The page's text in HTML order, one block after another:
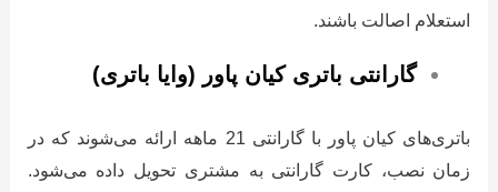
استعلام اصالت باشند.
گارانتی باتری کیان پاور (وایا باتری)
باتری‌های کیان پاور با گارانتی 21 ماهه ارائه می‌شوند که در
زمان نصب، کارت گارانتی به مشتری تحویل داده می‌شود.